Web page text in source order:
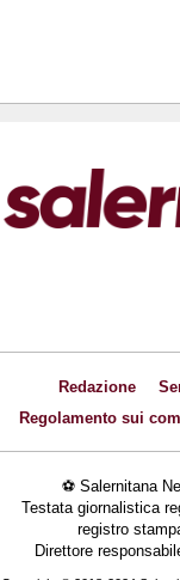
Redazione
Regolamento sui
⚽ Salernitana
Testata giornalistica
registro
Direttore